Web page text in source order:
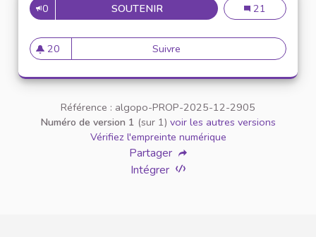
0 SOUTENIREXPLORE GAMES ON THE
Explore
21
20
20 abonnés
Suivre Explore Games on the Play
Référence : algopo-PROP-2025-12-2905
Numéro de version 1 (sur 1) voir les autres versions
Vérifiez l'empreinte numérique
Partager
Intégrer